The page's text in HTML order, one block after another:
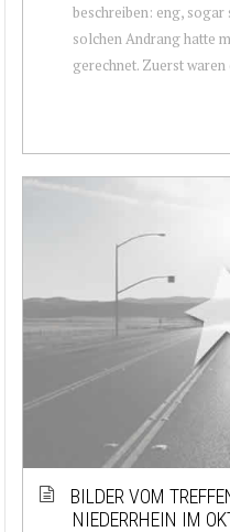
beschreiben: eng, sogar
solchen Andrang hatte
gerechnet. Zuerst waren
BILDER VOM
NIEDERRHEIN IM